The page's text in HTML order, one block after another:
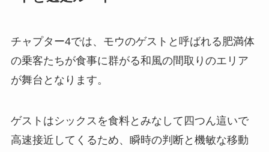
チャプター4では、モウのゲストと呼ばれる肥満体
の乗客たちが食事に群がる和風の間取りのエリア
が舞台となります。
ゲストはシックスを食料とみなして四つん這いで
高速接近してくるため、瞬時の判断と機敏な移動